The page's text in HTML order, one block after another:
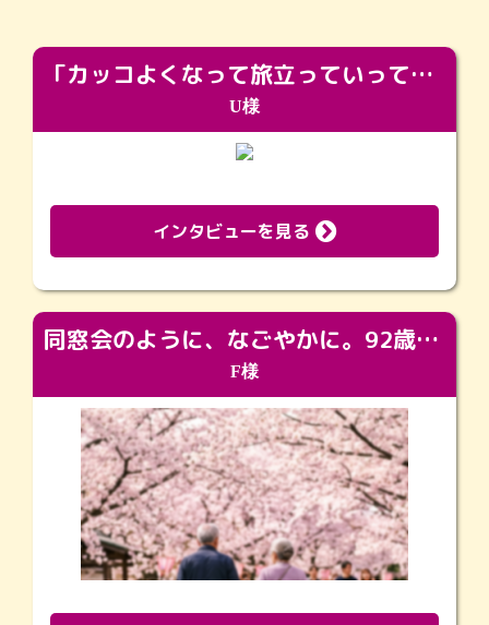
「カッコよくなって旅立っていってくれました（笑）もっとカッコいいって言ってあげればよかったな」
U様
インタビューを見る
同窓会のように、なごやかに。92歳の旅立ちを彩った、再会と感謝の場
F様